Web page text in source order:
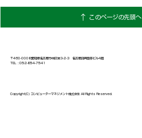
このページの先頭へ
〒460-0008愛知県名古屋市中区栄3-2-3 名古屋日興證券ビル4階
TEL：052-854-7541
Copyright(C) コンピューターマネジメント株式会社 All Rights Reserved.